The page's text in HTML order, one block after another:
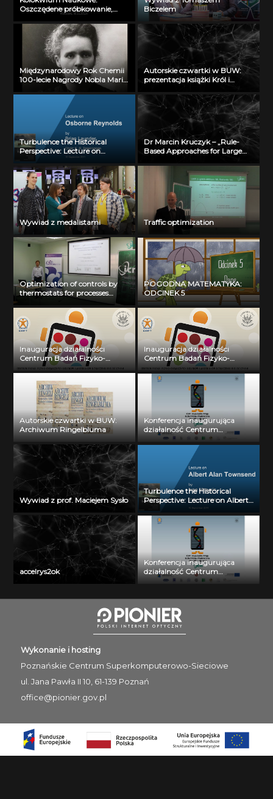
Oszczędene próbkowanie,
prof. Przemysław Wojtaszczyk
(30 listopada 2012)
Biczelem
Międzynarodowy Rok Chemii
100-lecie Nagrody Nobla Marii
Skłodowskiej-Curie 1-4
Autorskie czwartki w BUW:
prezentacja książki Król i
Turbulence the Historical
Perspective: Lecture on
Osbotne Reynolds by Brian
Launder, chair: K.R.
Sreenivasan (16.09.2011)
Dr Marcin Kruczyk – „Rule-
Based Approaches for Large
Suite of Tools and Methods”, 20
grudnia 2013 r.
Wywiad z medalistami Traffic optimization
Optimization of controls by
thermostats for processes
described by PDEs. mgr
Grzegorz Dudziuk, 3
października 2014r.
POGODNA MATEMATYKA:
ODCINEK 5
Inauguracja działalności
Centrum Badań Fizyko-
Chemicznych Układów i
Biologicznym: dr Jarosław
Choiński
Inauguracja działalności
Centrum Badań Fizyko-
Chemicznych Układów i
Materiałów o Znaczeniu
Biologicznym: dr Bohdan
Autorskie czwartki w BUW:
Archiwum Ringelbluma
Konferencja inaugurująca
działalność Centrum
Wielkoskalowego Modelowania
i Przetwarzania Danych
Biomedycznych: Prof. dr hab.
Wywiad z prof. Maciejem Sysło
Turbulence the Historical
Perspective: Lecture on Albert
Alan Townsend by Ivan
Marusic (16.09.2011)
accelrys2ok
Konferencja inaugurująca
działalność Centrum
Wielkoskalowego Modelowania
Biomedycznych: dr Alessandro
Curion
Wykonanie i hosting
Poznańskie Centrum Superkomputerowo-Sieciowe
ul. Jana Pawła II 10, 61-139 Poznań
office@pionier.gov.pl